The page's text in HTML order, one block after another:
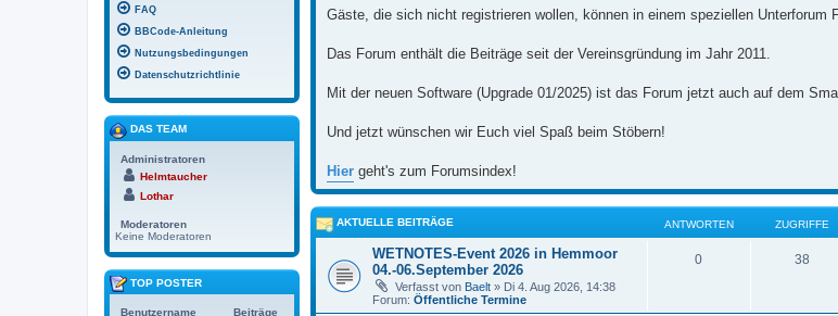
Gäste, die sich nicht registrieren wollen, können in einem speziellen Unterforum
Das Forum enthält die Beiträge seit der Vereinsgründung im Jahr 2011.
Mit der neuen Software (Upgrade 01/2025) ist das Forum jetzt auch auf dem
Und jetzt wünschen wir Euch viel Spaß beim Stöbern!
Hier geht's zum Forumsindex!
AKTUELLE BEITRÄGE ANTWORTEN ZUGRIFFE
WETNOTES-Event 2026 in Hemmoor
04.-06.September 2026
Verfasst von Baelt » Di 4. Aug 2026, 14:38
Forum: Öffentliche Termine
0 38
FAQ
BBCode-Anleitung
Nutzungsbedingungen
Datenschutzrichtlinie
DAS TEAM
Administratoren
Helmtaucher
Lothar
Moderatoren
Keine Moderatoren
TOP POSTER
Benutzername
Beiträge